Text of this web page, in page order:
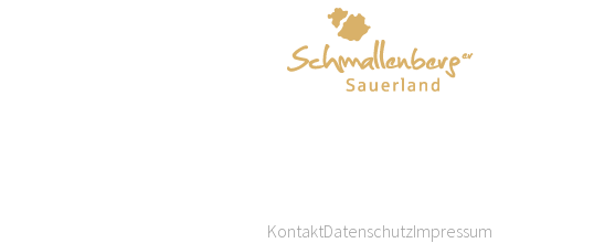
KontaktDatenschutzImpressum